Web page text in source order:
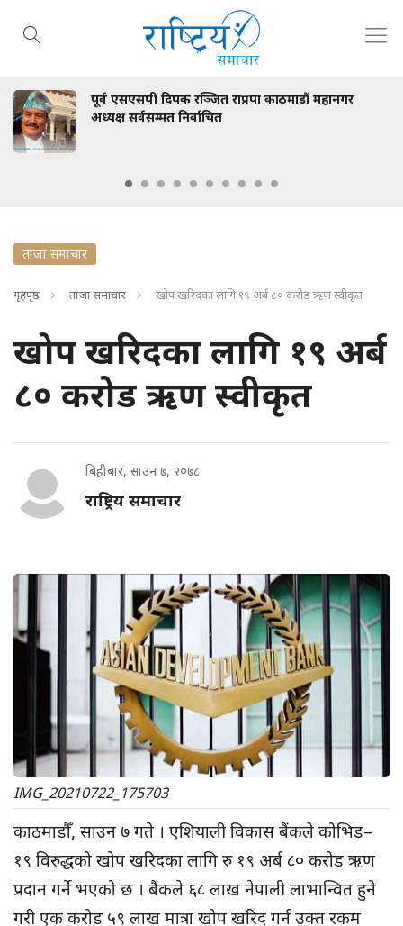
पूर्व एसएसपी दिपक रञ्जित राप्रपा काठमाडौं महानगर
अध्यक्ष सर्वसम्मत निर्वाचित
ताजा समाचार
गृहपृष्ठ ताजा समाचार खोप खरिदका लागि १९ अर्ब ८० करोड ऋण स्वीकृत
खोप खरिदका लागि १९ अर्ब
८० करोड ऋण स्वीकृत
बिहीबार, साउन ७, २०७८
राष्ट्रिय समाचार
IMG_20210722_175703
काठमाडौँ, साउन ७ गते । एशियाली विकास बैंकले कोभिड–
१९ विरुद्धको खोप खरिदका लागि रु १९ अर्ब ८० करोड ऋण
प्रदान गर्ने भएको छ । बैंकले ६८ लाख नेपाली लाभान्वित हुने
गरी एक करोड ५९ लाख मात्रा खोप खरिद गर्न उक्त रकम